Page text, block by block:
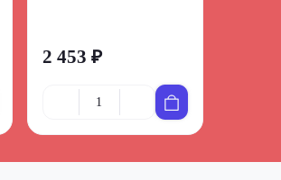
2 453 ₽